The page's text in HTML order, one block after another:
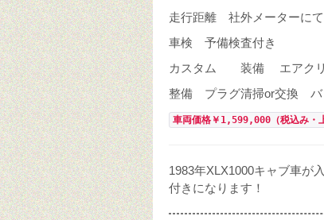
走行距離 社外メーターにて
車検 予備検査付き
カスタム 装備 エアクリ
整備 プラグ清掃or交換
車両価格￥1,599,000（税込み・
1983年XLX1000キャブ車が
付きになります！